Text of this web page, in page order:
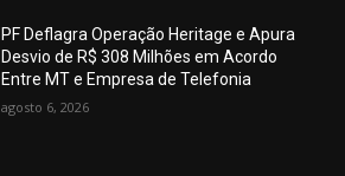
PF Deflagra Operação Heritage e Apura
Desvio de R$ 308 Milhões em Acordo
Entre MT e Empresa de Telefonia
agosto 6, 2026